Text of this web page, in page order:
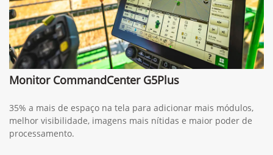
Monitor CommandCenter G5Plus
35% a mais de espaço na tela para adicionar mais módulos,
melhor visibilidade, imagens mais nítidas e maior poder de
processamento.